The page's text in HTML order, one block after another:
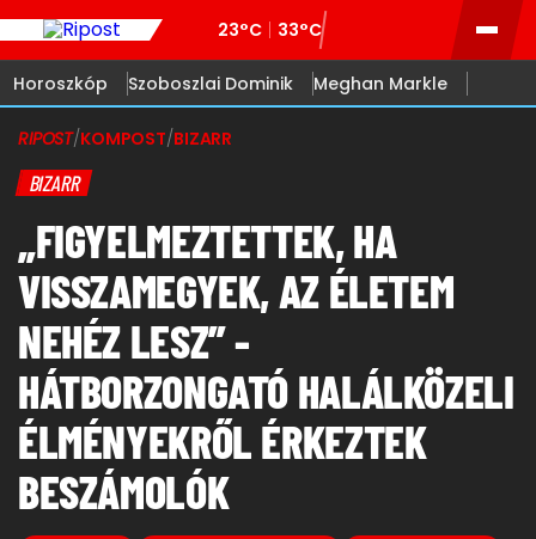
23°C 33°C
Horoszkóp Szoboszlai Dominik Meghan Markle
RIPOST/KOMPOST/BIZARR
BIZARR
„FIGYELMEZTETTEK, HA
VISSZAMEGYEK, AZ ÉLETEM
NEHÉZ LESZ” -
HÁTBORZONGATÓ HALÁLKÖZELI
ÉLMÉNYEKRŐL ÉRKEZTEK
BESZÁMOLÓK